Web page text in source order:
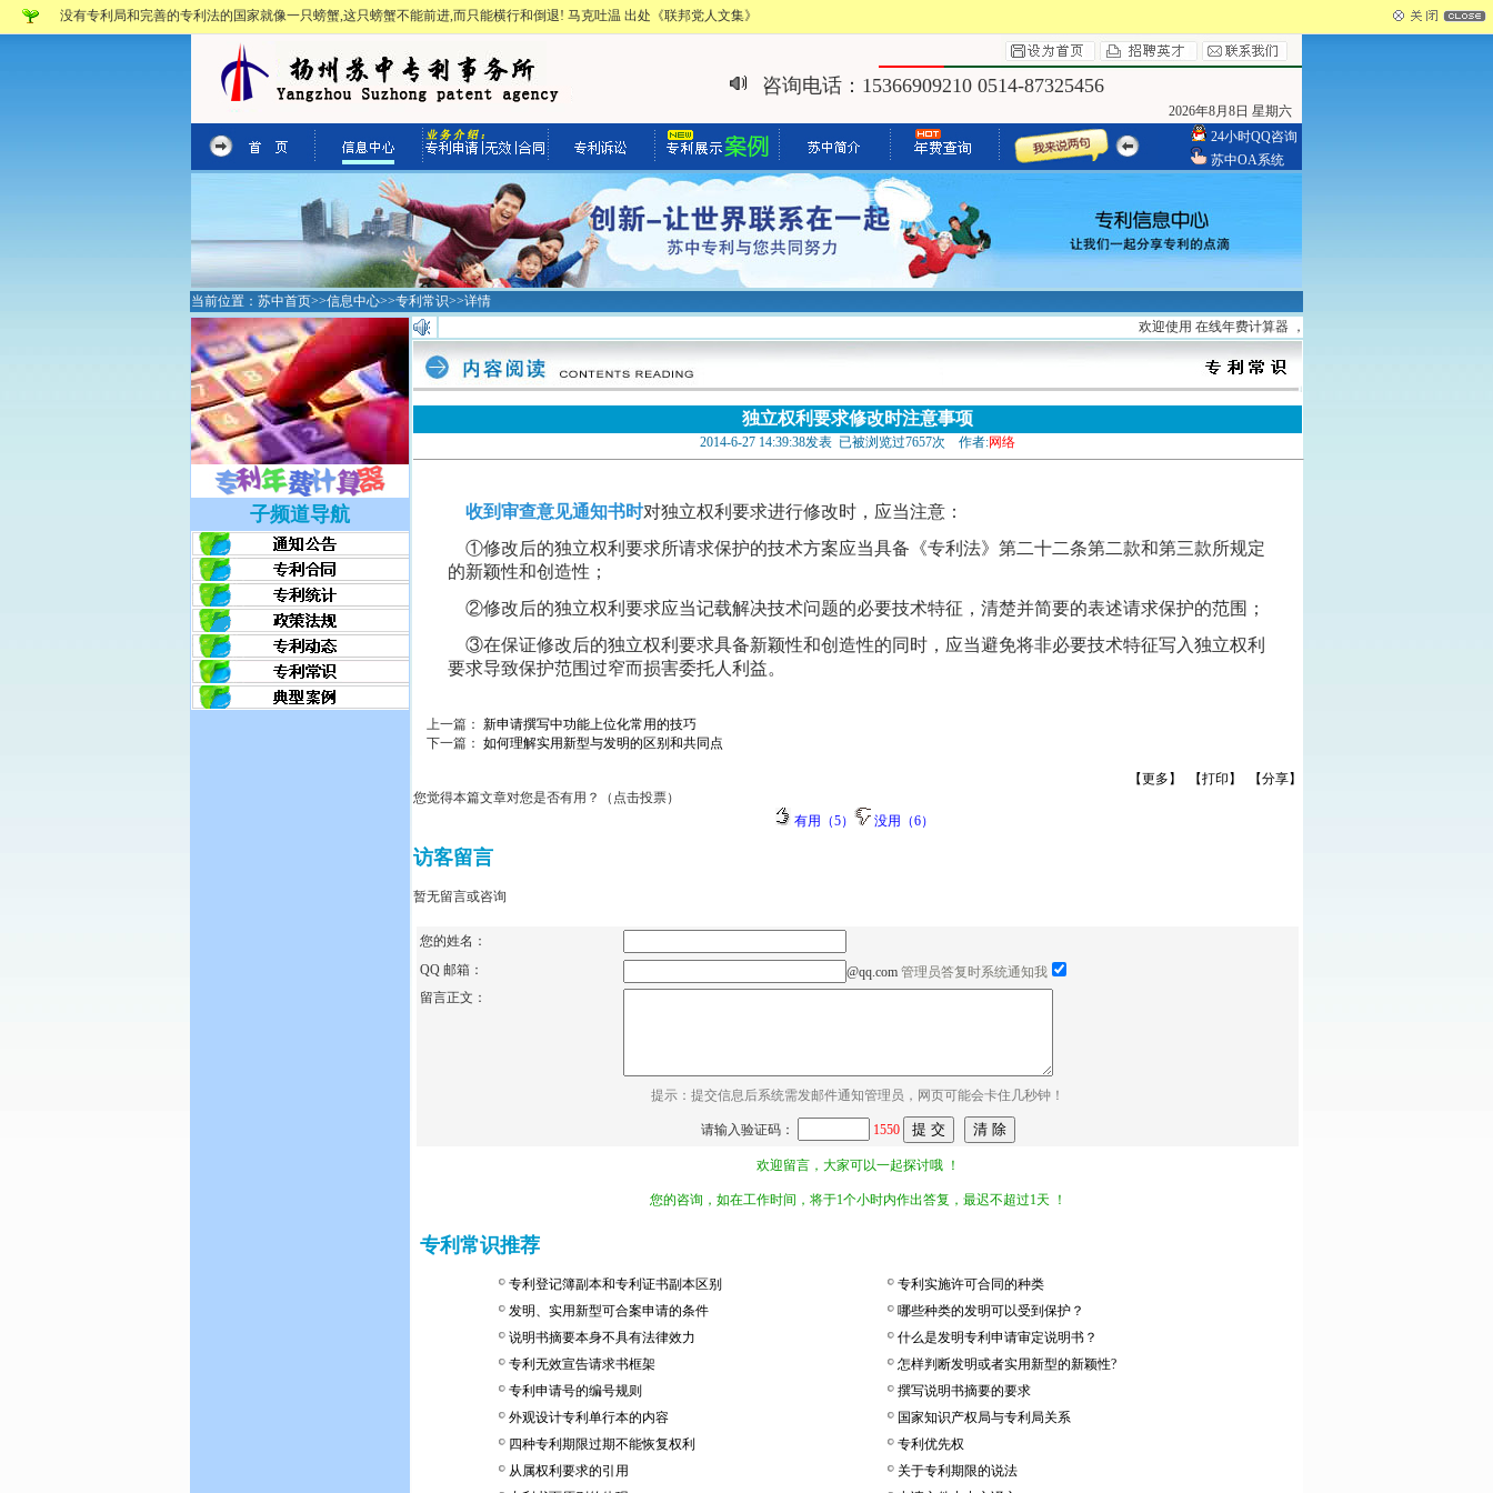
没有专利局和完善的专利法的国家就像一只螃蟹,这只螃蟹不能前进,而只能横行和倒退! 马克吐温 出处《联邦党人文集》
咨询电话：15366909210 0514-87325456
2026年8月8日 星期六
24小时QQ咨询
苏中OA系统
当前位置： 苏中首页>>信息中心>>专利常识>>详情
子频道导航
欢迎使用 在线年费计算器 ，请登录
独立权利要求修改时注意事项
2014-6-27 14:39:38发表 已被浏览过7657次 作者:网络
收到审查意见通知书时对独立权利要求进行修改时，应当注意：
①修改后的独立权利要求所请求保护的技术方案应当具备《专利法》第二十二条第二款和第三款所规定
的新颖性和创造性；
②修改后的独立权利要求应当记载解决技术问题的必要技术特征，清楚并简要的表述请求保护的范围；
③在保证修改后的独立权利要求具备新颖性和创造性的同时，应当避免将非必要技术特征写入独立权利
要求导致保护范围过窄而损害委托人利益。
上一篇： 新申请撰写中功能上位化常用的技巧
下一篇： 如何理解实用新型与发明的区别和共同点
【更多】 【打印】
【分享】
您觉得本篇文章对您是否有用？（点击投票）
有用（5）
没用（6）
访客留言
暂无留言或咨询
您的姓名：
QQ 邮箱：
@qq.com 管理员答复时系统通知我
留言正文：
提示：提交信息后系统需发邮件通知管理员，网页可能会卡住几秒钟！
请输入验证码： 1550
欢迎留言，大家可以一起探讨哦 ！
您的咨询，如在工作时间，将于1个小时内作出答复，最迟不超过1天 ！
专利常识推荐
专利登记簿副本和专利证书副本区别
专利实施许可合同的种类
发明、实用新型可合案申请的条件
哪些种类的发明可以受到保护？
说明书摘要本身不具有法律效力
什么是发明专利申请审定说明书？
专利无效宣告请求书框架
怎样判断发明或者实用新型的新颖性?
专利申请号的编号规则
撰写说明书摘要的要求
外观设计专利单行本的内容
国家知识产权局与专利局关系
四种专利期限过期不能恢复权利
专利优先权
从属权利要求的引用
关于专利期限的说法